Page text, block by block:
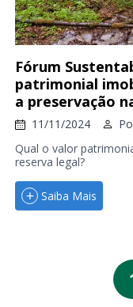
Fórum
patrimonial
a preservação
11/11/2024
Qual o valor
reserva legal?
Saiba Mais